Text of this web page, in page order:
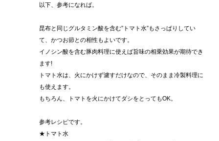
以下、参考になれば。
昆布と同じグルタミン酸を含む”トマト水”もさっぱりしてい
て、かつお節との相性もよいです。
イノシン酸を含む豚肉料理に使えば旨味の相乗効果が期待でき
ます!
トマト水は、火にかけず濾すだけなので、そのまま冷製料理に
も使えます。
もちろん、トマトを火にかけてダシをとってもOK。
参考レシピです。
★トマト水